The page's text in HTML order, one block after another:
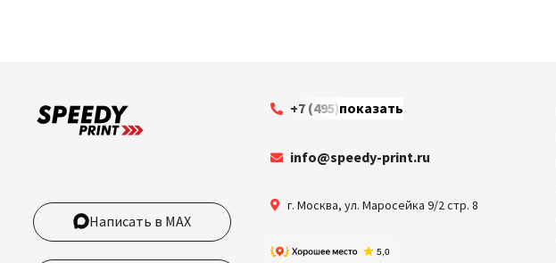
Написать в MAX
+7 (495) 199-63-35
показать
info@speedy-print.ru
г. Москва, ул. Маросейка 9/2 стр. 8